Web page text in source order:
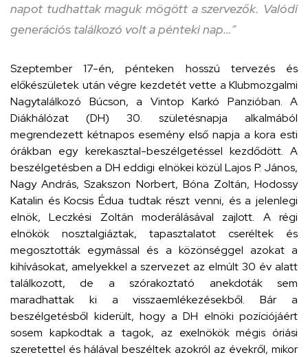
napot tudhattak maguk mögött a szervezők. Valódi
generációs találkozó volt a pénteki nap…”
Szeptember 17-én, pénteken hosszú tervezés és
előkészületek után végre kezdetét vette a Klubmozgalmi
Nagytalálkozó Búcson, a Vintop Karkó Panzióban. A
Diákhálózat (DH) 30. születésnapja alkalmából
megrendezett kétnapos esemény első napja a kora esti
órákban egy kerekasztal-beszélgetéssel kezdődött. A
beszélgetésben a DH eddigi elnökei közül Lajos P. János,
Nagy András, Szakszon Norbert, Bóna Zoltán, Hodossy
Katalin és Kocsis Édua tudtak részt venni, és a jelenlegi
elnök, Leczkési Zoltán moderálásával zajlott. A régi
elnökök nosztalgiáztak, tapasztalatot cseréltek és
megosztották egymással és a közönséggel azokat a
kihívásokat, amelyekkel a szervezet az elmúlt 30 év alatt
találkozott, de a szórakoztató anekdoták sem
maradhattak ki a visszaemlékezésekből. Bár a
beszélgetésből kiderült, hogy a DH elnöki pozíciójáért
sosem kapkodtak a tagok, az exelnökök mégis óriási
szeretettel és hálával beszéltek azokról az évekről, mikor